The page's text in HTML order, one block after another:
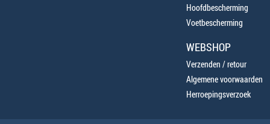
Hoofdbescherming
Voetbescherming
WEBSHOP
Verzenden / retour
Algemene voorwaarden
Herroepingsverzoek